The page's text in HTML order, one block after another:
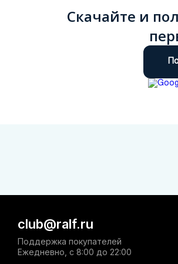
Скачайте и
club@ralf.ru
Поддержка покупателей
Ежедневно, с 8:00 до 22:00